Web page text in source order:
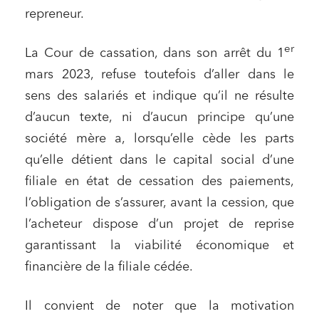
repreneur.
La Cour de cassation, dans son arrêt du 1 er
mars 2023, refuse toutefois d’aller dans le
sens des salariés et indique qu’il ne résulte
d’aucun texte, ni d’aucun principe qu’une
société mère a, lorsqu’elle cède les parts
qu’elle détient dans le capital social d’une
filiale en état de cessation des paiements,
l’obligation de s’assurer, avant la cession, que
l’acheteur dispose d’un projet de reprise
garantissant la viabilité économique et
financière de la filiale cédée.
Il convient de noter que la motivation